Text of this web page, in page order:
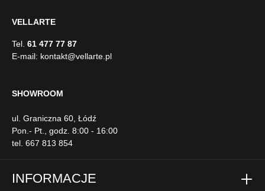
VELLARTE
Tel. 61 477 77 87
E-mail: kontakt@vellarte.pl
SHOWROOM
ul. Graniczna 60, Łódź
Pon.- Pt., godz. 8:00 - 16:00
tel. 667 813 854
INFORMACJE